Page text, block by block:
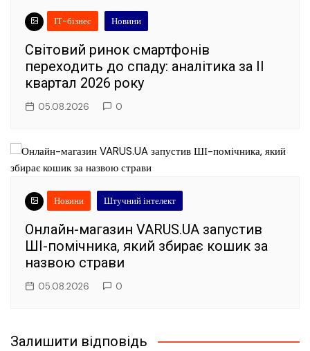
ІТ-бізнес Новини
Світовий ринок смартфонів
переходить до спаду: аналітика за II
квартал 2026 року
05.08.2026 0
Новини Штучний інтелект
Онлайн-магазин VARUS.UA запустив
ШІ-помічника, який збирає кошик за
назвою страви
05.08.2026 0
Залишити відповідь